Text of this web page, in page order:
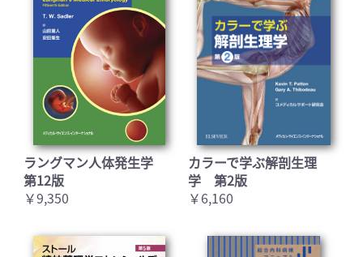
ラングマン人体発生学
第12版
￥9,350
カラーで学ぶ解剖生理
学 第2版
￥6,160